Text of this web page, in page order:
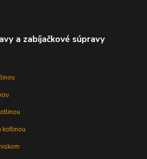
a zabíjačkové súpravy
kotlinou